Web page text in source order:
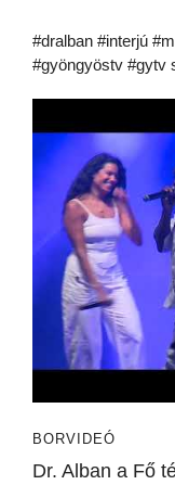
#dralban #interjú
#gyöngyöstv #gytv
BORVIDEÓ
Dr. Alban a Fő